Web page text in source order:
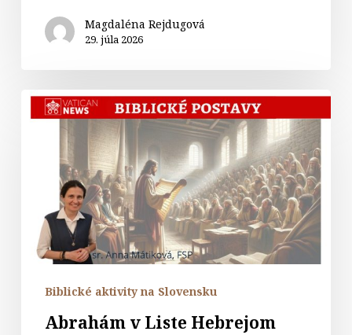
Magdaléna Rejdugová
29. júla 2026
Abrahám
Hebrejom
Biblické aktivity na Slovensku
Abrahám v Liste Hebrejom